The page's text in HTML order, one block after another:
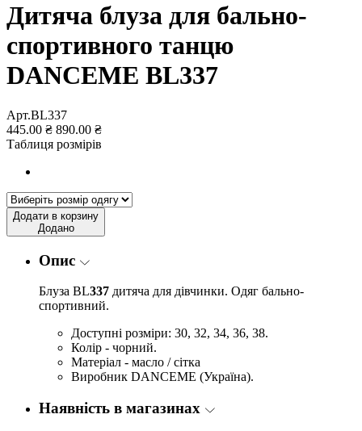
Дитяча блуза для бально-
спортивного танцю
DANCEME BL337
Арт.BL337
445.00 ₴ 890.00 ₴
Таблиця розмірів
Додати в корзину
Додано
Опис
Блуза BL337 дитяча для дівчинки. Одяг бально-
спортивний.
Доступні розміри: 30, 32, 34, 36, 38.
Колір - чорний.
Матеріал - масло / сітка
Виробник DANCEME (Україна).
Наявність в магазинах